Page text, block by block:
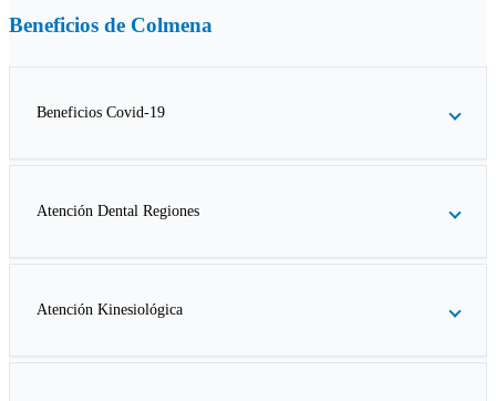
Beneficios de Colmena
Beneficios Covid-19
Atención Dental Regiones
Atención Kinesiológica